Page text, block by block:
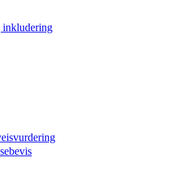
inkludering